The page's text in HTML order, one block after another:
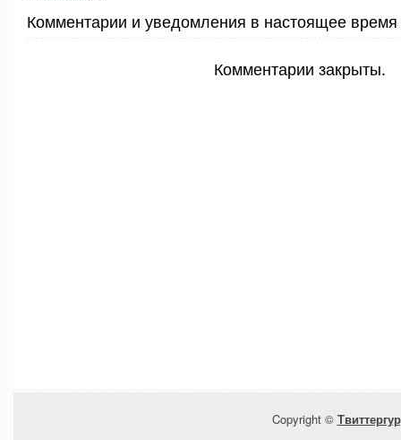
Комментарии и уведомления в настоящее
Комментарии закрыты.
Copyright ©